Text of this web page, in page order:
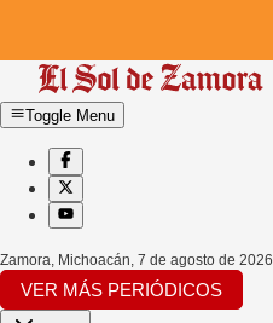
Toggle Menu
Zamora, Michoacán, 7 de agosto de 2026
VER MÁS PERIÓDICOS